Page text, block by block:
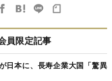
員限定記事
日本に、長寿企業大国「驚異